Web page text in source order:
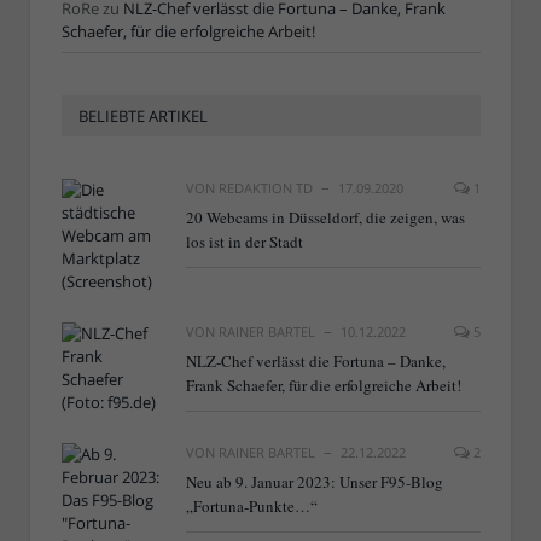
RoRezu NLZ-Chef verlässt die Fortuna – Danke, Frank
Schaefer, für die erfolgreiche Arbeit!
BELIEBTE ARTIKEL
VON REDAKTION TD 17.09.2020 1
20 Webcams in Düsseldorf, die zeigen, was
los ist in der Stadt
VON RAINER BARTEL 10.12.2022 5
NLZ-Chef verlässt die Fortuna – Danke,
Frank Schaefer, für die erfolgreiche Arbeit!
VON RAINER BARTEL 22.12.2022 2
Neu ab 9. Januar 2023: Unser F95-Blog
„Fortuna-Punkte…“